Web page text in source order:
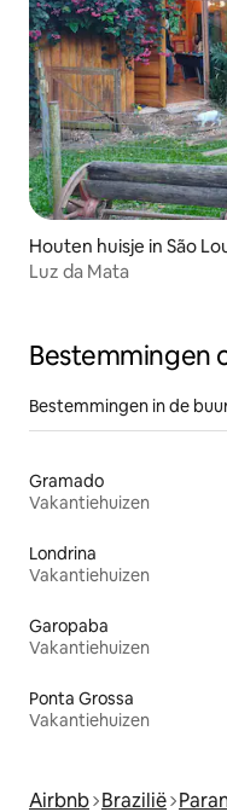
Houten huisje in São
Luz da Mata
Bestemmingen
Bestemmingen in de
Gramado
Vakantiehuizen
Londrina
Vakantiehuizen
Garopaba
Vakantiehuizen
Ponta Grossa
Vakantiehuizen
Airbnb Brazilië